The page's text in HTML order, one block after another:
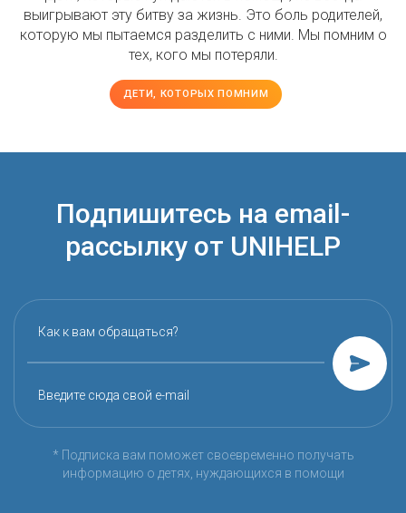
выигрывают эту битву за жизнь. Это боль родителей,
которую мы пытаемся разделить с ними. Мы помним о
тех, кого мы потеряли.
ДЕТИ, КОТОРЫХ ПОМНИМ
Подпишитесь на email-
рассылку от UNIHELP
Как к вам обращаться?
Введите сюда свой e-mail
* Подписка вам поможет своевременно получать
информацию о детях, нуждающихся в помощи